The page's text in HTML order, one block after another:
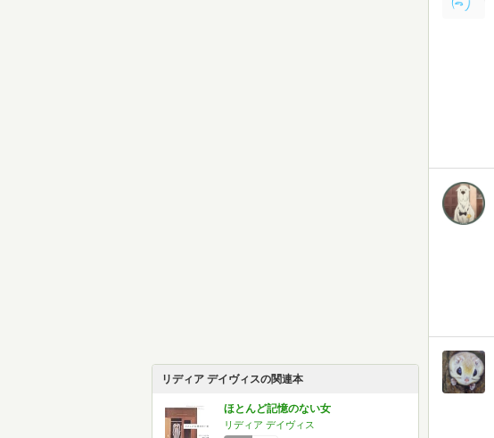
リディア デイヴィスの関連本
ほとんど記憶のない女
リディア デイヴィス